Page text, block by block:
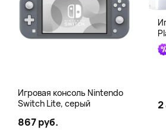
Игровая консоль Nintendo
Switch Lite, серый
867 руб.